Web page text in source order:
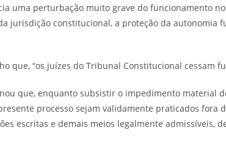
uma perturbação muito grave do funcionamento
jurisdição constitucional, a proteção da
que, “os juízes do Tribunal Constitucional cessam
que, enquanto subsistir o impedimento material
processo sejam validamente praticados
escritas e demais meios legalmente